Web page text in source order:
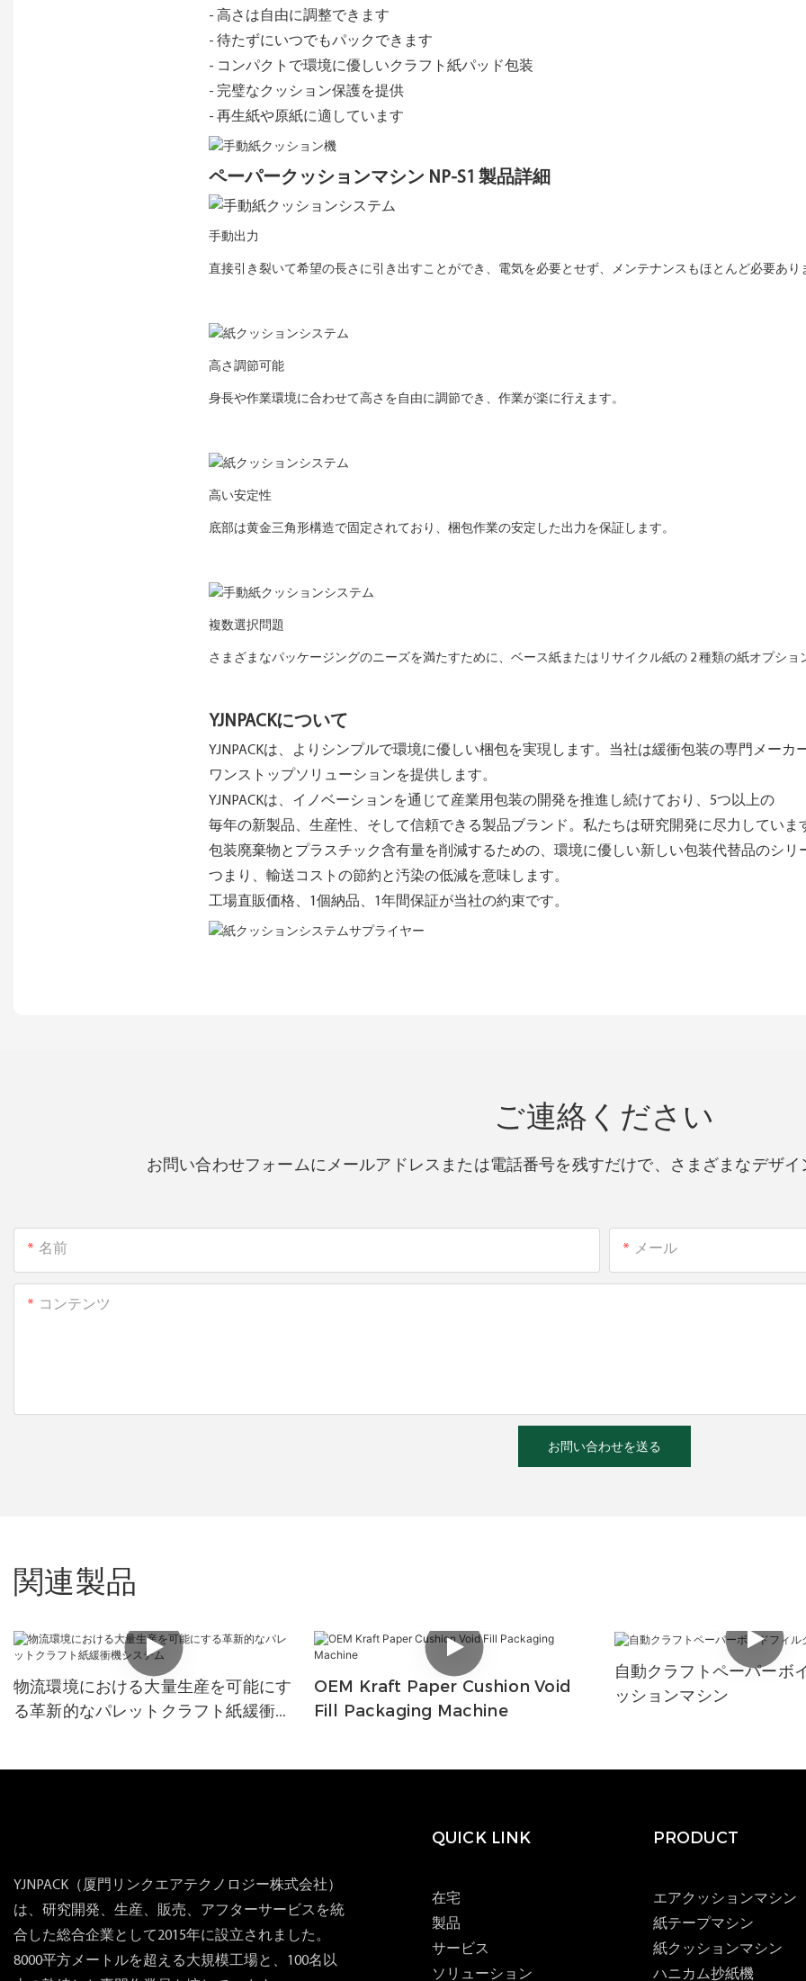
- 高さは自由に調整できます
- 待たずにいつでもパックできます
- コンパクトで環境に優しいクラフト紙パッド包装
- 完璧なクッション保護を提供
- 再生紙や原紙に適しています
ペーパークッションマシン NP-S1 製品詳細
手動出力
直接引き裂いて希望の長さに引き出すことができ、電気を必要とせず、メンテナンスもほとんど必要あり
高さ調節可能
身長や作業環境に合わせて高さを自由に調節でき、作業が楽に行えます。
高い安定性
底部は黄金三角形構造で固定されており、梱包作業の安定した出力を保証します。
複数選択問題
さまざまなパッケージングのニーズを満たすために、ベース紙またはリサイクル紙の 2 種類の紙オプショ
YJNPACKについて
YJNPACKは、よりシンプルで環境に優しい梱包を実現します。当社は緩衝包装の専門メーカ
ワンストップソリューションを提供します。
YJNPACKは、イノベーションを通じて産業用包装の開発を推進し続けており、5つ以上の
毎年の新製品、生産性、そして信頼できる製品ブランド。私たちは研究開発に尽力していま
包装廃棄物とプラスチック含有量を削減するための、環境に優しい新しい包装代替品のシリ
つまり、輸送コストの節約と汚染の低減を意味します。
工場直販価格、1個納品、1年間保証が当社の約束です。
ご連絡ください
お問い合わせフォームにメールアドレスまたは電話番号を残すだけで、さまざまなデザ
名前 メール
コンテンツ
お問い合わせを送る
関連製品
物流環境における大量生産を可能にす
る革新的なパレットクラフト紙緩衝機
OEM Kraft Paper Cushion Void
Fill Packaging Machine
自動クラフトペーパーボ
ッションマシン
YJNPACK（厦門リンクエアテクノロジー株式会社）
は、研究開発、生産、販売、アフターサービスを統
合した総合企業として2015年に設立されました。
8000平方メートルを超える大規模工場と、100名以
QUICK LINK
在宅
製品
サービス
ソリューション
PRODUCT
エアクッションマシン
紙テープマシン
紙クッションマシン
ハニカム抄紙機